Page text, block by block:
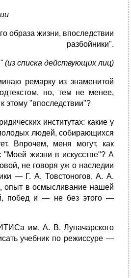
образа жизни, впоследствии
разбойники".
списка действующих лиц)
ремарку из знаменитой
но, тем не менее,
этому "впоследствии"?
институтах: какие у
людей, собирающихся
Впрочем, меня могут, как
"Моей жизни в искусстве"? А
не говоря уж о наследии
— Г. А. Товстоногов, А. А.
опыт в осмысливание нашей
побед и — не без этого —
им. А. В. Луначарского
учебник по режиссуре —